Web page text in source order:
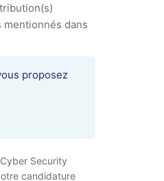
dans
Security
candidature